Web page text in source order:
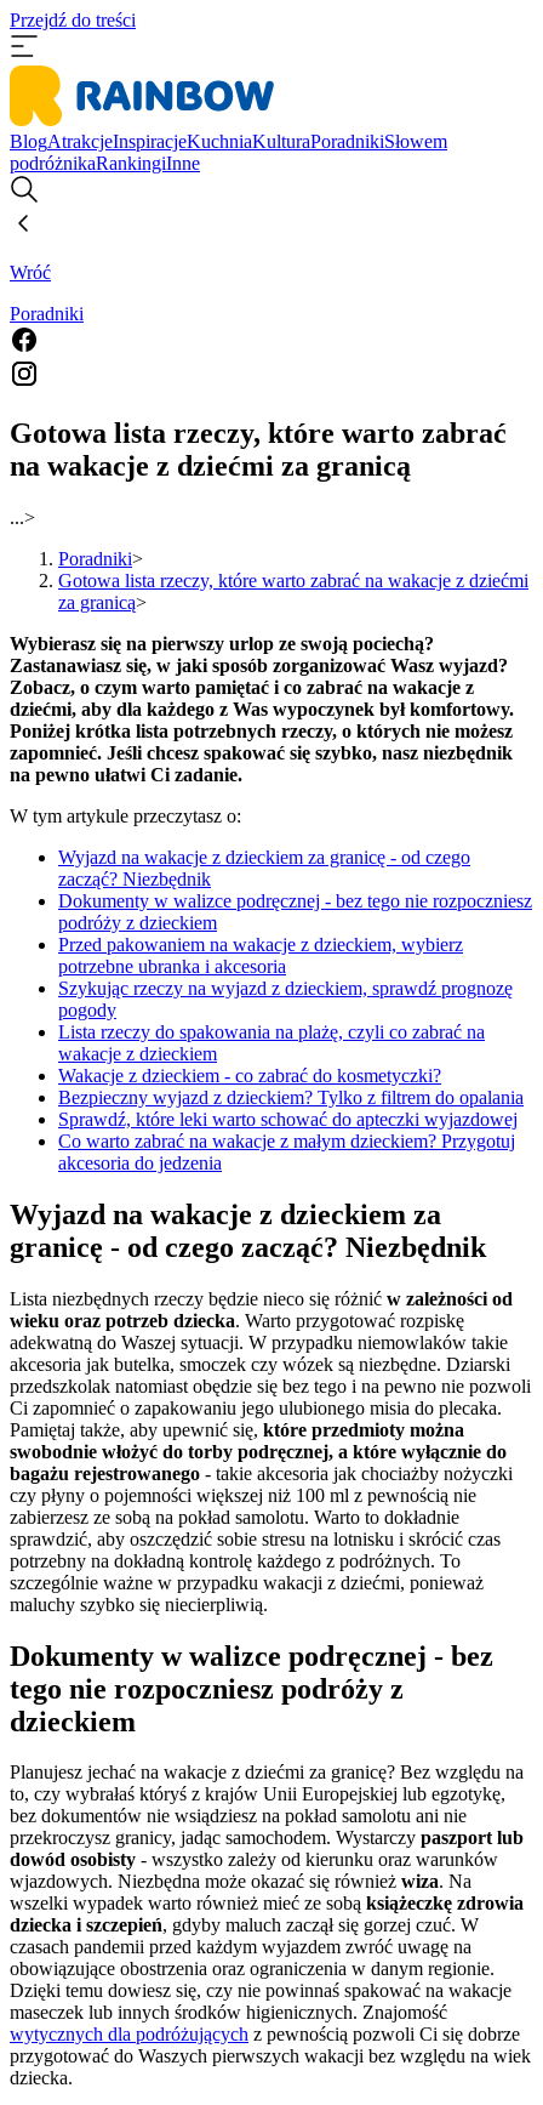
Przejdź do treści
BlogAtrakcjeInspiracjeKuchniaKulturaPoradnikiSłowem
podróżnikaRankingiInne
Wróć
Poradniki
Gotowa lista rzeczy, które warto zabrać
na wakacje z dziećmi za granicą
...>
Poradniki>
Gotowa lista rzeczy, które warto zabrać na wakacje z dziećmi
za granicą>
Wybierasz się na pierwszy urlop ze swoją pociechą?
Zastanawiasz się, w jaki sposób zorganizować Wasz wyjazd?
Zobacz, o czym warto pamiętać i co zabrać na wakacje z
dziećmi, aby dla każdego z Was wypoczynek był komfortowy.
Poniżej krótka lista potrzebnych rzeczy, o których nie możesz
zapomnieć. Jeśli chcesz spakować się szybko, nasz niezbędnik
na pewno ułatwi Ci zadanie.
W tym artykule przeczytasz o:
Wyjazd na wakacje z dzieckiem za granicę - od czego
zacząć? Niezbędnik
Dokumenty w walizce podręcznej - bez tego nie rozpoczniesz
podróży z dzieckiem
Przed pakowaniem na wakacje z dzieckiem, wybierz
potrzebne ubranka i akcesoria
Szykując rzeczy na wyjazd z dzieckiem, sprawdź prognozę
pogody
Lista rzeczy do spakowania na plażę, czyli co zabrać na
wakacje z dzieckiem
Wakacje z dzieckiem - co zabrać do kosmetyczki?
Bezpieczny wyjazd z dzieckiem? Tylko z filtrem do opalania
Sprawdź, które leki warto schować do apteczki wyjazdowej
Co warto zabrać na wakacje z małym dzieckiem? Przygotuj
akcesoria do jedzenia
Wyjazd na wakacje z dzieckiem za
granicę - od czego zacząć? Niezbędnik
Lista niezbędnych rzeczy będzie nieco się różnić w zależności od
wieku oraz potrzeb dziecka. Warto przygotować rozpiskę
adekwatną do Waszej sytuacji. W przypadku niemowlaków takie
akcesoria jak butelka, smoczek czy wózek są niezbędne. Dziarski
przedszkolak natomiast obędzie się bez tego i na pewno nie pozwoli
Ci zapomnieć o zapakowaniu jego ulubionego misia do plecaka.
Pamiętaj także, aby upewnić się, które przedmioty można
swobodnie włożyć do torby podręcznej, a które wyłącznie do
bagażu rejestrowanego - takie akcesoria jak chociażby nożyczki
czy płyny o pojemności większej niż 100 ml z pewnością nie
zabierzesz ze sobą na pokład samolotu. Warto to dokładnie
sprawdzić, aby oszczędzić sobie stresu na lotnisku i skrócić czas
potrzebny na dokładną kontrolę każdego z podróżnych. To
szczególnie ważne w przypadku wakacji z dziećmi, ponieważ
maluchy szybko się niecierpliwią.
Dokumenty w walizce podręcznej - bez
tego nie rozpoczniesz podróży z
dzieckiem
Planujesz jechać na wakacje z dziećmi za granicę? Bez względu na
to, czy wybrałaś któryś z krajów Unii Europejskiej lub egzotykę,
bez dokumentów nie wsiądziesz na pokład samolotu ani nie
przekroczysz granicy, jadąc samochodem. Wystarczy paszport lub
dowód osobisty - wszystko zależy od kierunku oraz warunków
wjazdowych. Niezbędna może okazać się również wiza. Na
wszelki wypadek warto również mieć ze sobą książeczkę zdrowia
dziecka i szczepień, gdyby maluch zaczął się gorzej czuć. W
czasach pandemii przed każdym wyjazdem zwróć uwagę na
obowiązujące obostrzenia oraz ograniczenia w danym regionie.
Dzięki temu dowiesz się, czy nie powinnaś spakować na wakacje
maseczek lub innych środków higienicznych. Znajomość
wytycznych dla podróżujących z pewnością pozwoli Ci się dobrze
przygotować do Waszych pierwszych wakacji bez względu na wiek
dziecka.